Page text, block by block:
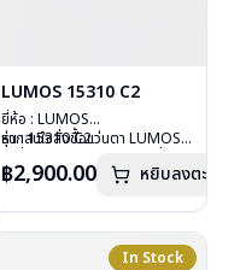
LUMOS 15310 C2
ยี่ห้อ : LUMOS
รุ่น : 15310 C2
เลนส์ : Demo Lens
น้ำหนัก : 16 กรัม
อุปกรณ์ : กล่องแว่น , ผ้าเช็ดแว่น
หากสนใจสั่งชื้อแว่นตา LUMOS
ลงไว้กรุณาติดต่อเราคลิก
฿2,900.00 หยิบลงตะกร้า
In Stock